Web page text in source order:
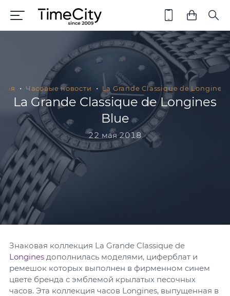
Часовые новости La Grande Classique de Longines
La Grande Classique de Longines
Blue
22 мая 2018
Знаковая коллекция La Grande Classique de
Longines дополнилась моделями, циферблат и
ремешок которых выполнен в фирменном синем
цвете бренда с эмблемой крылатых песочных
часов. Эта коллекция часов Longines, выпущенная в